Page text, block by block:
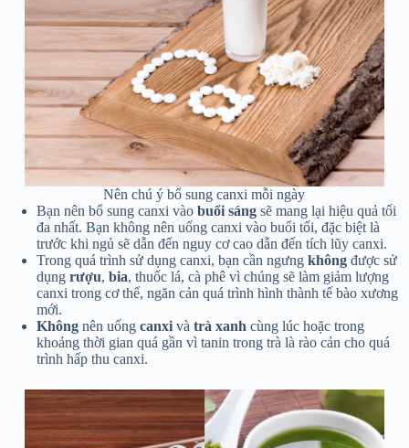
Nên chú ý bổ sung canxi mỗi ngày
Bạn nên bổ sung canxi vào buổi sáng sẽ mang lại hiệu quả tối
đa nhất. Bạn không nên uống canxi vào buổi tối, đặc biệt là
trước khi ngủ sẽ dẫn đến nguy cơ cao dẫn đến tích lũy canxi.
Trong quá trình sử dụng canxi, bạn cần ngưng không được sử
dụng rượu, bia, thuốc lá, cà phê vì chúng sẽ làm giảm lượng
canxi trong cơ thể, ngăn cản quá trình hình thành tế bào xương
mới.
Không nên uống canxi và trà xanh cùng lúc hoặc trong
khoảng thời gian quá gần vì tanin trong trà là rào cản cho quá
trình hấp thu canxi.